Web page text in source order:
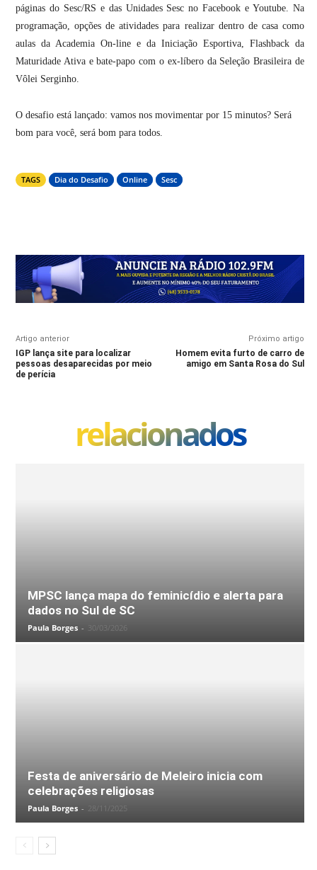
páginas do Sesc/RS e das Unidades Sesc no Facebook e Youtube. Na
programação, opções de atividades para realizar dentro de casa como
aulas da Academia On-line e da Iniciação Esportiva, Flashback da
Maturidade Ativa e bate-papo com o ex-líbero da Seleção Brasileira de
Vôlei Serginho.
O desafio está lançado: vamos nos movimentar por 15 minutos? Será
bom para você, será bom para todos.
TAGS Dia do Desafio Online Sesc
Artigo anterior
IGP lança site para localizar
pessoas desaparecidas por meio
de perícia
Próximo artigo
Homem evita furto de carro de
amigo em Santa Rosa do Sul
relacionados
MPSC lança mapa do feminicídio e alerta para
dados no Sul de SC
Paula Borges - 30/03/2026
Festa de aniversário de Meleiro inicia com
celebrações religiosas
Paula Borges - 28/11/2025